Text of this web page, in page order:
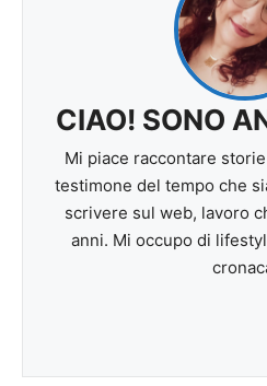
CIAO! SONO
Mi piace raccontare
testimone del tempo che
scrivere sul web, lavoro
anni. Mi occupo di